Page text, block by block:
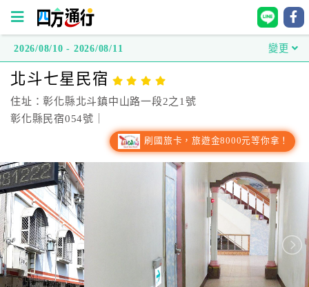
方
通
行
台
灣
訂
房
2026/08/10 - 2026/08/11 變更
北斗七星民宿
住址：彰化縣北斗鎮中山路一段2之1號
彰化縣民宿054號｜
刷國旅卡，旅遊金8000元等你拿！